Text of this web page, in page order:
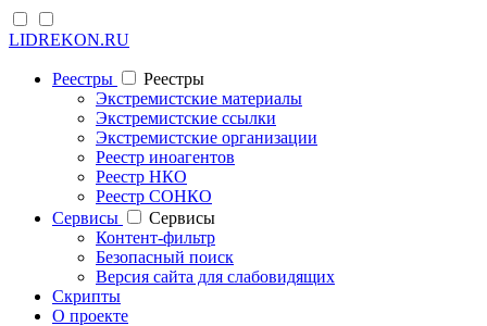
LIDREKON.RU
Реестры
Реестры
Экстремистские материалы
Экстремистские ссылки
Экстремистские организации
Реестр иноагентов
Реестр НКО
Реестр СОНКО
Cервисы
Cервисы
Контент-фильтр
Безопасный поиск
Версия сайта для слабовидящих
Скрипты
О проекте